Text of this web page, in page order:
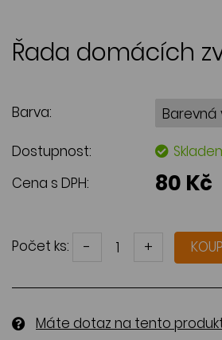
Řada domácích
Barva:
Dostupnost:
Cena s DPH:
80 Kč
Počet ks: - +
Máte dotaz na tento